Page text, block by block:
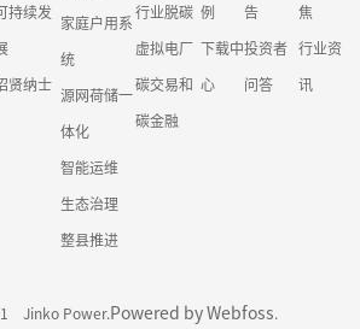
持续发
贤纳士
家庭户用系
统
源网荷储一
体化
智能运维
生态治理
整县推进
行业脱碳
虚拟电厂
碳交易和
碳金融
例
下载中
心
告
投资者
问答
焦
行业资
讯
Jinko Power.Powered by Webfoss.